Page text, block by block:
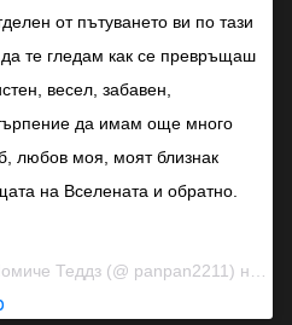
от пътуването ви по тази
те гледам как се превръщаш
весел, забавен,
да имам още много
любов моя, моят близнак
на Вселената и обратно.
Теддз (@ panpan2211) на 30 септември 2018 г. в 10:33 ч. PDT